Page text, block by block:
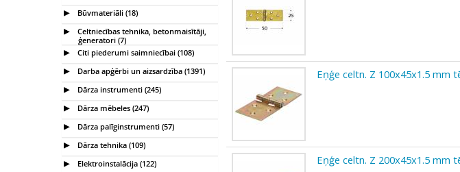
Būvmateriāli (18)
Celtniecības tehnika, betonmaisītāji,
ģeneratori (7)
Citi piederumi saimniecībai (108)
Darba apģērbi un aizsardzība (1391)
Dārza instrumenti (245)
Dārza mēbeles (247)
Dārza palīginstrumenti (57)
Dārza tehnika (109)
Elektroinstalācija (122)
Eņģe celtn. Z 100x45x1.5 mm
Eņģe celtn. Z 200x45x1.5 mm